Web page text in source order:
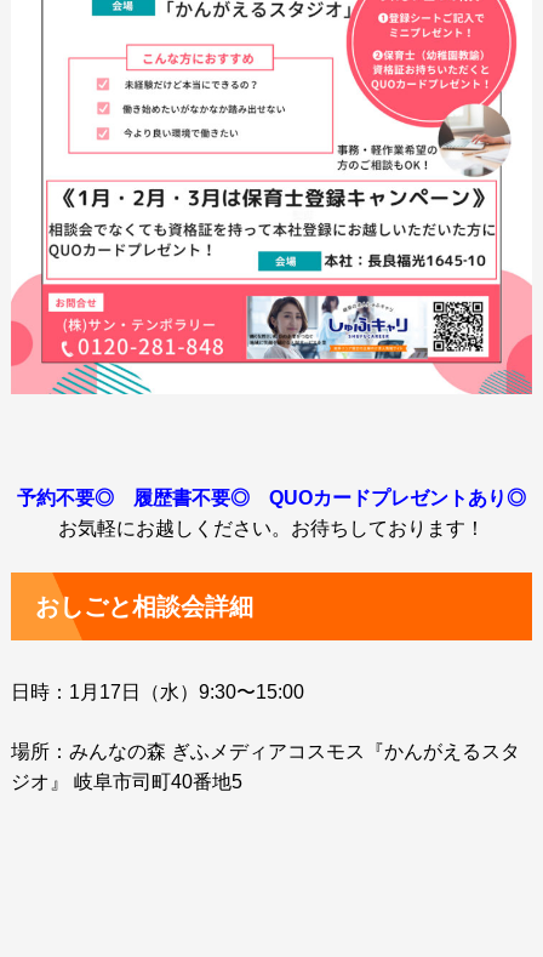
予約不要◎ 履歴書不要◎ QUOカードプレゼントあり◎
お気軽にお越しください。お待ちしております！
おしごと相談会詳細
日時：1月17日（水）9:30〜15:00
場所：みんなの森 ぎふメディアコスモス『かんがえるスタ
ジオ』 岐阜市司町40番地5